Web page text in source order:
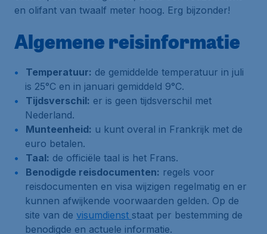
en olifant van twaalf meter hoog. Erg bijzonder!
Algemene reisinformatie
Temperatuur: de gemiddelde temperatuur in juli
is 25°C en in januari gemiddeld 9°C.
Tijdsverschil: er is geen tijdsverschil met
Nederland.
Munteenheid: u kunt overal in Frankrijk met de
euro betalen.
Taal: de officiële taal is het Frans.
Benodigde reisdocumenten: regels voor
reisdocumenten en visa wijzigen regelmatig en er
kunnen afwijkende voorwaarden gelden. Op de
site van de visumdienst staat per bestemming de
benodigde en actuele informatie.